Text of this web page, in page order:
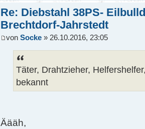
Re: Diebstahl 38PS-
Brechtdorf-Jahrstedt
von Socke » 26.10.2016, 23:05
Täter, Drahtzieher,
bekannt
Äääh,